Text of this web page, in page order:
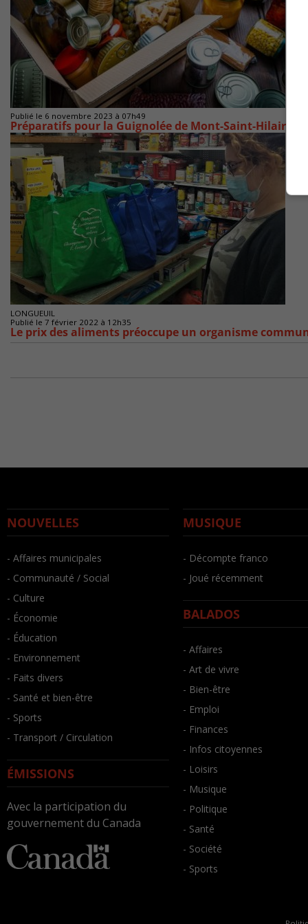
Publié le 6 novembre 2023 à 07h49
Préparatifs pour la Guignolée de Mont-Saint-Hilaire
LONGUEUIL
Publié le 7 février 2022 à 12h35
Le prix des aliments préoccupe un organisme
NOUVELLES
- Affaires municipales
- Communauté / Social
- Culture
- Économie
- Éducation
- Environnement
- Faits divers
- Santé et bien-être
- Sports
- Transport / Circulation
ÉMISSIONS
Avec la participation du
gouvernement du Canada
MUSIQUE
- Décompte franco
- Joué récemment
BALADOS
- Affaires
- Art de vivre
- Bien-être
- Emploi
- Finances
- Infos citoyennes
- Loisirs
- Musique
- Politique
- Santé
- Société
- Sports